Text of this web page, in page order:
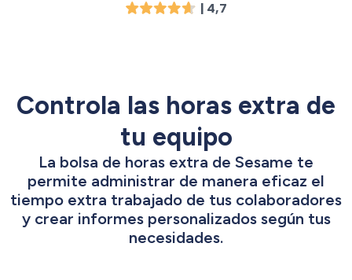
| 4,7
Controla las horas extra de
tu equipo
La bolsa de horas extra de Sesame te
permite administrar de manera eficaz el
tiempo extra trabajado de tus colaboradores
y crear informes personalizados según tus
necesidades.